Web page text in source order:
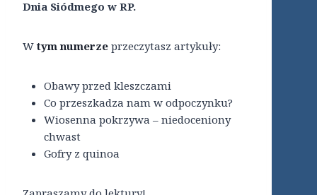
Dnia Siódmego w RP.
Wtym numerze przeczytasz artykuły:
Obawy przed kleszczami
Co przeszkadza nam w odpoczynku?
Wiosenna pokrzywa – niedoceniony
chwast
Gofry z quinoa